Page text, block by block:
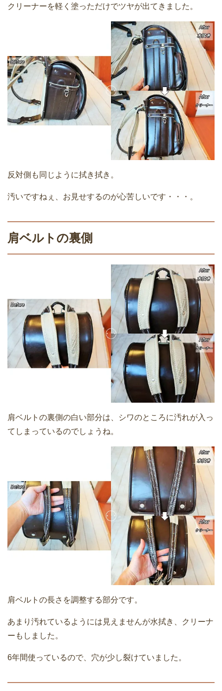
クリーナーを軽く塗っただけでツヤが出てきました。
反対側も同じように拭き拭き。
汚いですねぇ、お見せするのが心苦しいです・・・。
肩ベルトの裏側
肩ベルトの裏側の白い部分は、シワのところに汚れが入っ
てしまっているのでしょうね。
肩ベルトの長さを調整する部分です。
あまり汚れているようには見えませんが水拭き、クリーナ
ーもしました。
6年間使っているので、穴が少し裂けていました。